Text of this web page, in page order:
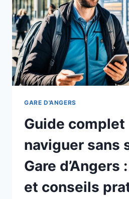
GARE
D’ANGERS
:
CULTURE,
ET
PLUS
ENCORE
GARE D'ANGERS
Guide complet
naviguer sans
Gare d’Angers
et conseils